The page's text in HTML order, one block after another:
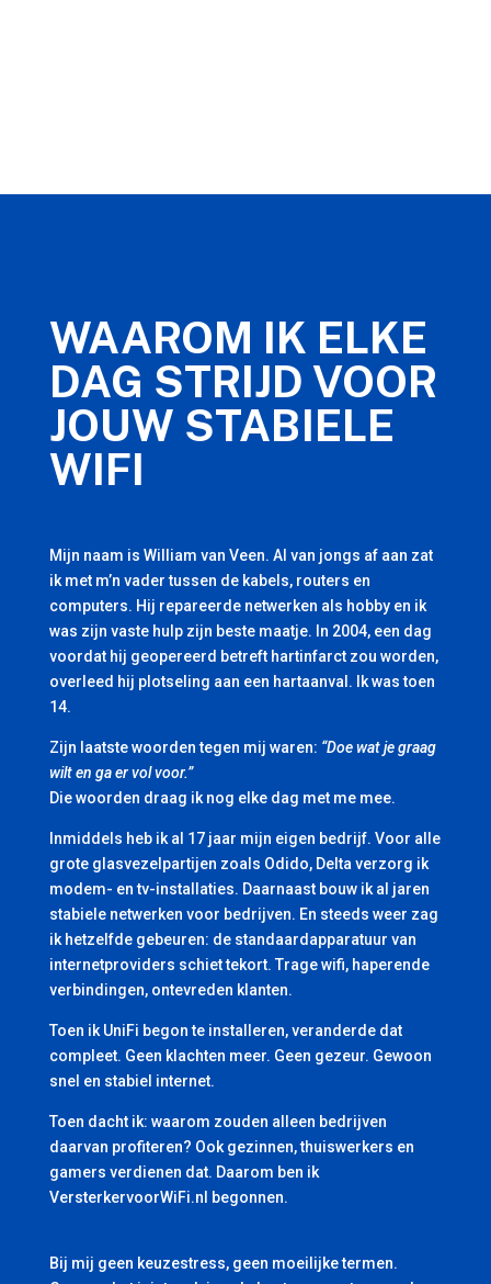
WAAROM IK ELKE
DAG STRIJD VOOR
JOUW STABIELE
WIFI
Mijn naam is William van Veen. Al van jongs af aan zat
ik met m’n vader tussen de kabels, routers en
computers. Hij repareerde netwerken als hobby en ik
was zijn vaste hulp zijn beste maatje. In 2004, een dag
voordat hij geopereerd betreft hartinfarct zou worden,
overleed hij plotseling aan een hartaanval. Ik was toen
14.
Zijn laatste woorden tegen mij waren: “Doe wat je graag
wilt en ga er vol voor.”
Die woorden draag ik nog elke dag met me mee.
Inmiddels heb ik al 17 jaar mijn eigen bedrijf. Voor alle
grote glasvezelpartijen zoals Odido, Delta verzorg ik
modem- en tv-installaties. Daarnaast bouw ik al jaren
stabiele netwerken voor bedrijven. En steeds weer zag
ik hetzelfde gebeuren: de standaardapparatuur van
internetproviders schiet tekort. Trage wifi, haperende
verbindingen, ontevreden klanten.
Toen ik UniFi begon te installeren, veranderde dat
compleet. Geen klachten meer. Geen gezeur. Gewoon
snel en stabiel internet.
Toen dacht ik: waarom zouden alleen bedrijven
daarvan profiteren? Ook gezinnen, thuiswerkers en
gamers verdienen dat. Daarom ben ik
VersterkervoorWiFi.nl begonnen.
Bij mij geen keuzestress, geen moeilijke termen.